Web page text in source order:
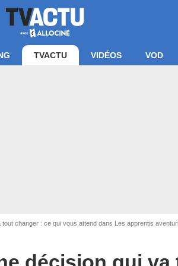
TVACTU VIDÉOS VOD
changer : ce qui vous attend dans Les apprentis